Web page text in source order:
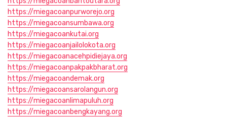
https://miegacoanpurworejo.org
https://miegacoansumbawa.org
https://miegacoankutai.org
https://miegacoanjailolokota.org
https://miegacoanacehpidiejaya.org
https://miegacoanpakpakbharat.org
https://miegacoandemak.org
https://miegacoansarolangun.org
https://miegacoanlimapuluh.org
https://miegacoanbengkayang.org